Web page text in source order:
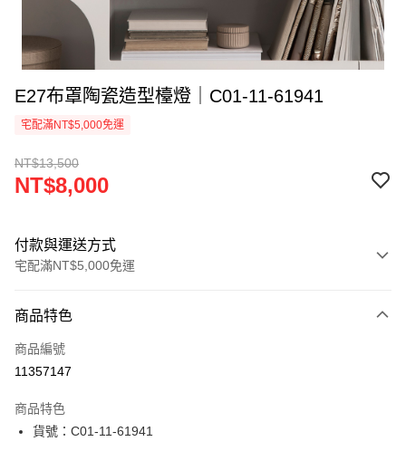
E27布罩陶瓷造型檯燈｜C01-11-61941
宅配滿NT$5,000免運
NT$13,500
NT$8,000
付款與運送方式
宅配滿NT$5,000免運
信用卡一次付款
LINE Pay
街口支付
商品特色
商品編號
11357147
商品特色
貨號：C01-11-61941